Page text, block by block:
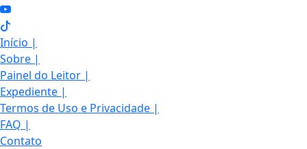
Início |
Sobre |
Painel do Leitor |
Expediente |
Termos de Uso e Privacidade |
FAQ |
Contato